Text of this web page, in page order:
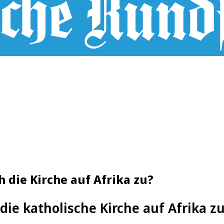
die Kirche auf Afrika zu?
katholische Kirche auf Afrika